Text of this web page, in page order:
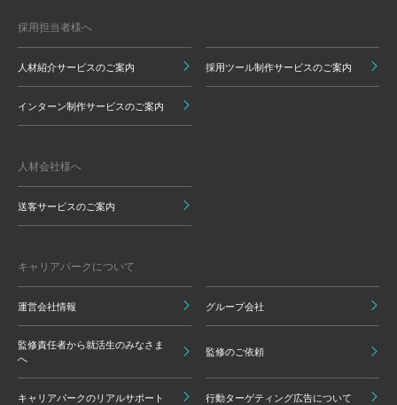
採用担当者様へ
人材紹介サービスのご案内 採用ツール制作サービスのご案内
インターン制作サービスのご案内
人材会社様へ
送客サービスのご案内
キャリアパークについて
運営会社情報 グループ会社
監修責任者から就活生のみなさま
へ
監修のご依頼
キャリアパークのリアルサポート 行動ターゲティング広告について